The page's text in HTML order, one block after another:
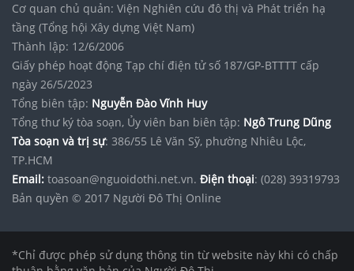
Cơ quan chủ quản: Viện Nghiên cứu đô thị và Phát triển hạ
tầng (Tổng hội Xây dựng Việt Nam)
Thành lập: 12/6/2006
Giấy phép hoạt động Tạp chí điện tử số 187/GP-BTTTT cấp
ngày 26/5/2023
Tổng biên tập: Nguyễn Đào Vĩnh Huy
Tổng thư ký tòa soạn, Ủy viên ban biên tập: Ngô Trung Dũng
Tòa soạn và trị sự: 386/55 Lê Văn Sỹ, phường Nhiêu Lộc,
TP.HCM
Email: toasoan@nguoidothi.net.vn. Điện thoại: (028) 39319793
Bản quyền © 2017 Người Đô Thị Online
*Chỉ được phép sử dụng thông tin từ website này khi có chấp